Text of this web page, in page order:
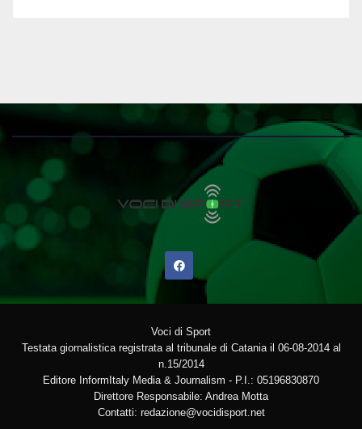
Voci di Sport
Testata giornalistica registrata al tribunale di Catania il 06-08-2014 al
n.15/2014
Editore InformItaly Media & Journalism - P.I.: 05196830870
Direttore Responsabile: Andrea Motta
Contatti: redazione@vocidisport.net